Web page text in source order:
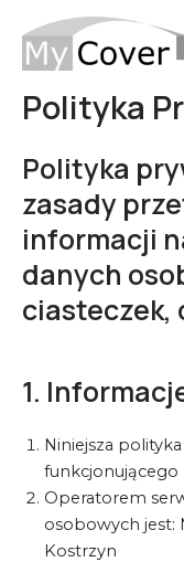
content
Polityka
Polityka
zasady
informacji
danych
ciasteczek,
1.
Niniejsza
funkcjonującego
Operatorem
osobowych jest:
Kostrzyn